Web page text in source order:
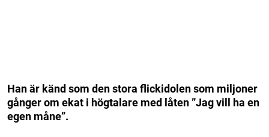
Han är känd som den stora flickidolen som miljoner
gånger om ekat i högtalare med låten ”Jag vill ha en
egen måne”.